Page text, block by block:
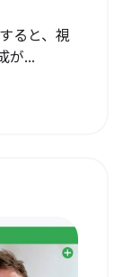
ると、視
が...